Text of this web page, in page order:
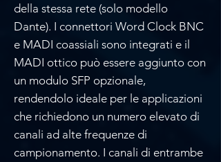
della stessa rete (solo modello
Dante). I connettori Word Clock BNC
e MADI coassiali sono integrati e il
MADI ottico può essere aggiunto con
un modulo SFP opzionale,
rendendolo ideale per le applicazioni
che richiedono un numero elevato di
canali ad alte frequenze di
campionamento. I canali di entrambe